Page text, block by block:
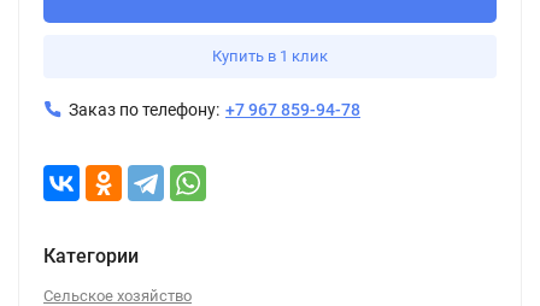
Купить в 1 клик
Заказ по телефону: +7 967 859-94-78
Категории
Сельское хозяйство